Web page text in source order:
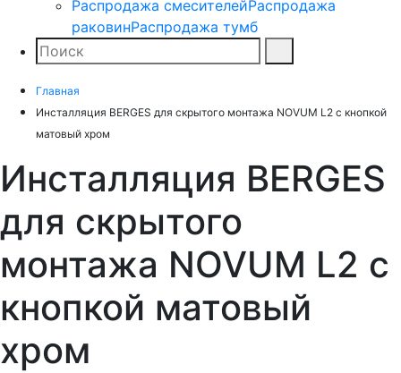
Распродажа смесителейРаспродажа
раковинРаспродажа тумб
Поиск
Главная
Инсталляция BERGES для скрытого монтажа NOVUM L2 с кнопкой
матовый хром
Инсталляция BERGES
для скрытого
монтажа NOVUM L2 с
кнопкой матовый
хром